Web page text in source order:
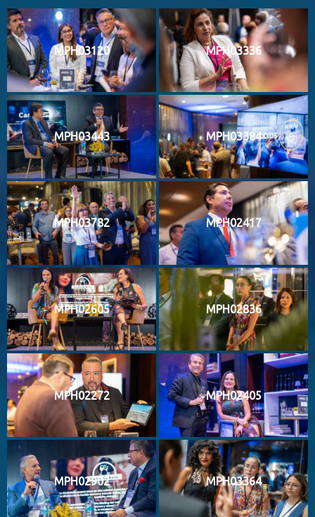
MPH03120 MPH03336
MPH03443 MPH03384
MPH03782 MPH02417
MPH02605 MPH02836
MPH02272 MPH02405
MPH02902 MPH03364